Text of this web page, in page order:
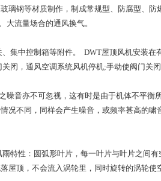
钢等材质制作，制成常规型、防腐型、防
大流量场合的通风换气。
集中控制箱等附件。 DWT屋顶风机安装在
闭，通风空调系统风机停机;手动使阀门关
音亦不可忽视，这有时是由于机体不平衡所
况不同，同样会产生噪音，或频率甚高的啸
特性：圆弧形叶片，每一叶片与叶片之间
顶，不会流入涡轮里，同时旋转的涡轮使